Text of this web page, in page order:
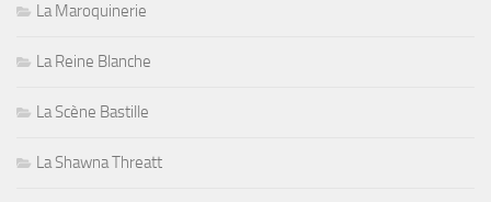
La Maroquinerie
La Reine Blanche
La Scène Bastille
La Shawna Threatt